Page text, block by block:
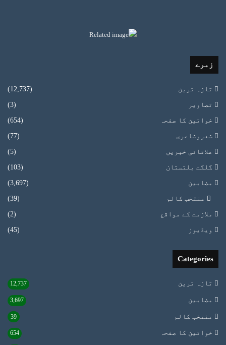
زمرے
تازہ ترین (12,737)
تصاویر (3)
خواتین کا صفحہ (654)
شعروشاعری (77)
علاقائی خبریں (5)
گلگت بلتستان (103)
مضامین (3,697)
منتخب کالم (39)
ملازمت کے مواقع (2)
ویڈیوز (45)
Categories
تازہ ترین 12,737
مضامین 3,697
منتخب کالم 39
خواتین کا صفحہ 654